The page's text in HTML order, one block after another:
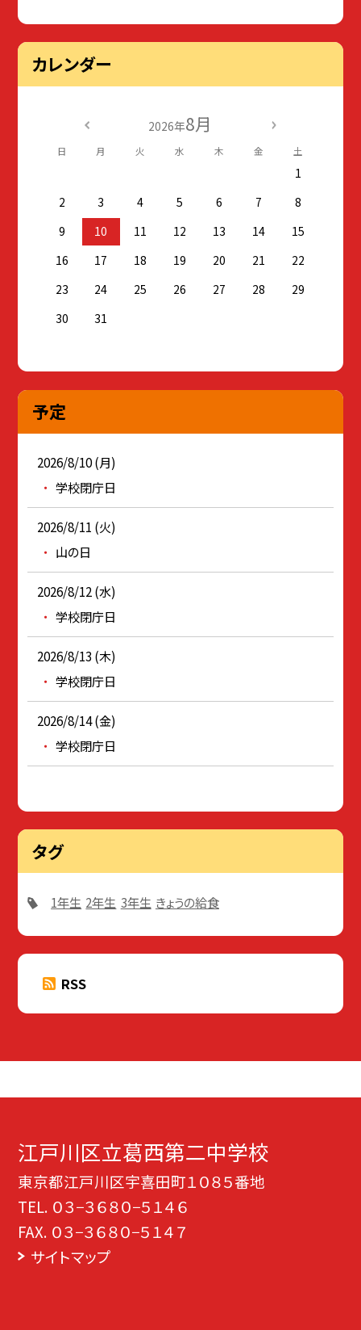
カレンダー
2026年8月
日 月 火 水 木 金 土
1
2
3 4 5 6 7
8
9
10 11 12 13 14
15
16
17 18 19 20 21
22
23
24 25 26 27 28
29
30
31
予定
2026/8/10 (月)
学校閉庁日
2026/8/11 (火)
山の日
2026/8/12 (水)
学校閉庁日
2026/8/13 (木)
学校閉庁日
2026/8/14 (金)
学校閉庁日
タグ
1年生 2年生 3年生 きょうの給食
RSS
江戸川区立葛西第二中学校
東京都江戸川区宇喜田町１０８５番地
TEL. ０３−３６８０−５１４６
FAX. ０３−３６８０−５１４７
サイトマップ